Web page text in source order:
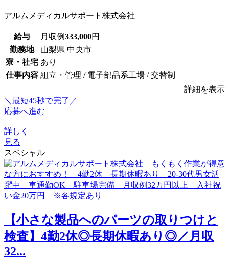
アルムメディカルサポート株式会社
給与 月収例333,000円
勤務地
山梨県 中央市
寮・社宅 あり
仕事内容 組立・管理 / 電子部品系工場 / 交替制
詳細を表示
＼最短45秒で完了／
応募へ進む
詳しく
見る
スペシャル
【小さな製品へのパーツの取りつけと
検査】4勤2休◎長期休暇あり◎／月収
32...